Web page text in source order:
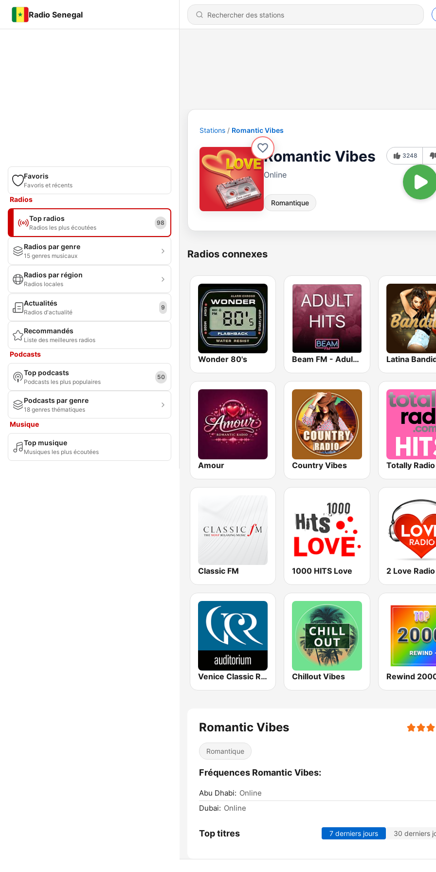
Radio Senegal
Favoris
Favoris et récents
Radios
Top radios
Radios les plus écoutées
98
Radios par genre
15 genres musicaux
Radios par région
Radios locales
Actualités
Radios d'actualité
9
Recommandés
Liste des meilleures radios
Podcasts
Top podcasts
Podcasts les plus populaires
50
Podcasts par genre
18 genres thématiques
Musique
Top musique
Musiques les plus écoutées
Stations Romantic Vibes
Romantic Vibes
Online
Romantique
3248
Radios connexes
Wonder 80's Beam FM - Adult Hits Latina
Amour Country Vibes Totally
Classic FM 1000 HITS Love 2 Love Radio
Venice Classic Radio | VCR Auditorium Chillout Vibes Rewind
Romantic Vibes
Romantique
Fréquences Romantic Vibes:
Abu Dhabi: Online
Dubai: Online
Top titres 7 derniers jours 30 derniers